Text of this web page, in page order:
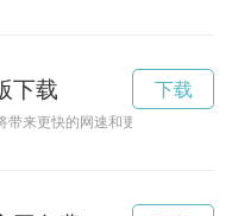
下载
带来更快的网速和更智能的体验，
下载